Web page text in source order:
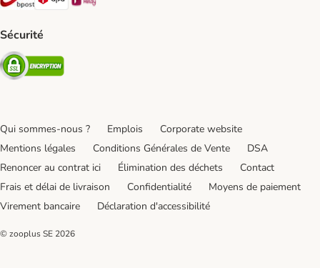
Sécurité
Security
Qui sommes-nous ? Emplois
Corporate website
Mentions légales
Conditions Générales de Vente
DSA
Renoncer au contrat ici
Élimination des déchets
Contact
Frais et délai de livraison
Confidentialité
Moyens de paiement
Virement bancaire
Déclaration d'accessibilité
© zooplus SE 2026